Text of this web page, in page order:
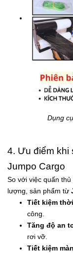
Dụng
4. Ưu điểm khi
Jumpo Cargo
So với việc quấn
lượng, sản phẩm từ
Tiết kiệm
công.
Tăng độ an
rơi vỡ.
Tiết kiệm